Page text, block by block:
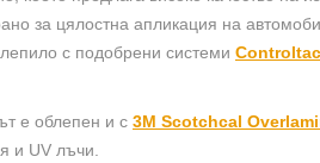
за цялостна апликация на
с подобрени системи Controltac
е облепен и с 3M Scotchcal
и UV лъчи.